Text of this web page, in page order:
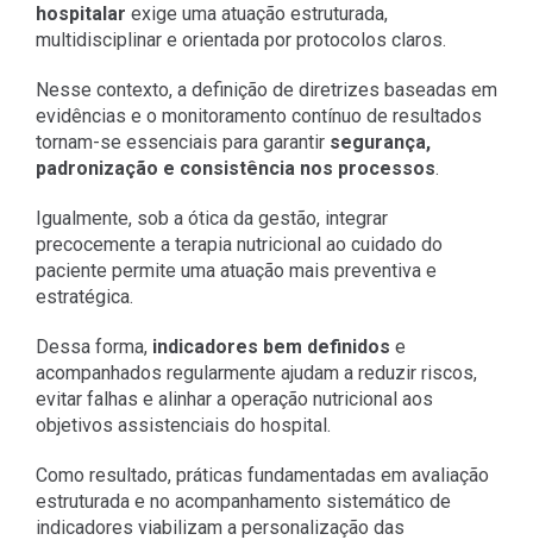
hospitalar exige uma atuação estruturada,
multidisciplinar e orientada por protocolos claros.
Nesse contexto, a definição de diretrizes baseadas em
evidências e o monitoramento contínuo de resultados
tornam-se essenciais para garantirsegurança,
padronização e consistência nos processos.
Igualmente, sob a ótica da gestão, integrar
precocemente a terapia nutricional ao cuidado do
paciente permite uma atuação mais preventiva e
estratégica.
Dessa forma, indicadores bem definidos e
acompanhados regularmente ajudam a reduzir riscos,
evitar falhas e alinhar a operação nutricional aos
objetivos assistenciais do hospital.
Como resultado, práticas fundamentadas em avaliação
estruturada e no acompanhamento sistemático de
indicadores viabilizam a personalização das